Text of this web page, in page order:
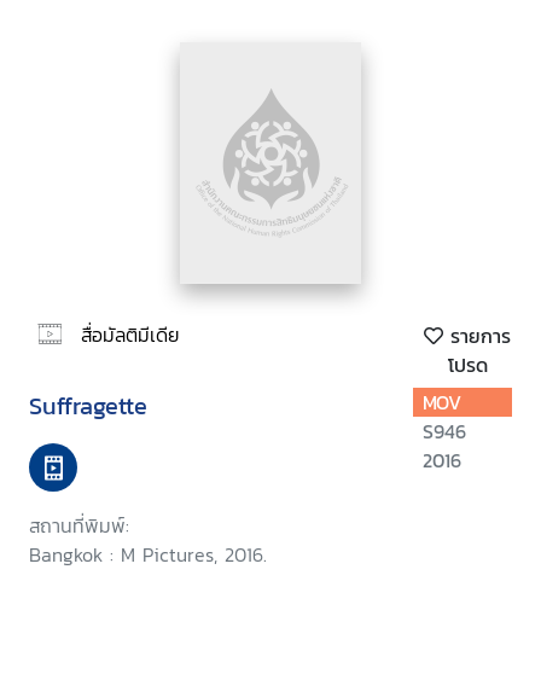
สื่อมัลติมีเดีย
รายการ
โปรด
Suffragette
สถานที่พิมพ์:
Bangkok : M Pictures, 2016.
MOV
S946
2016